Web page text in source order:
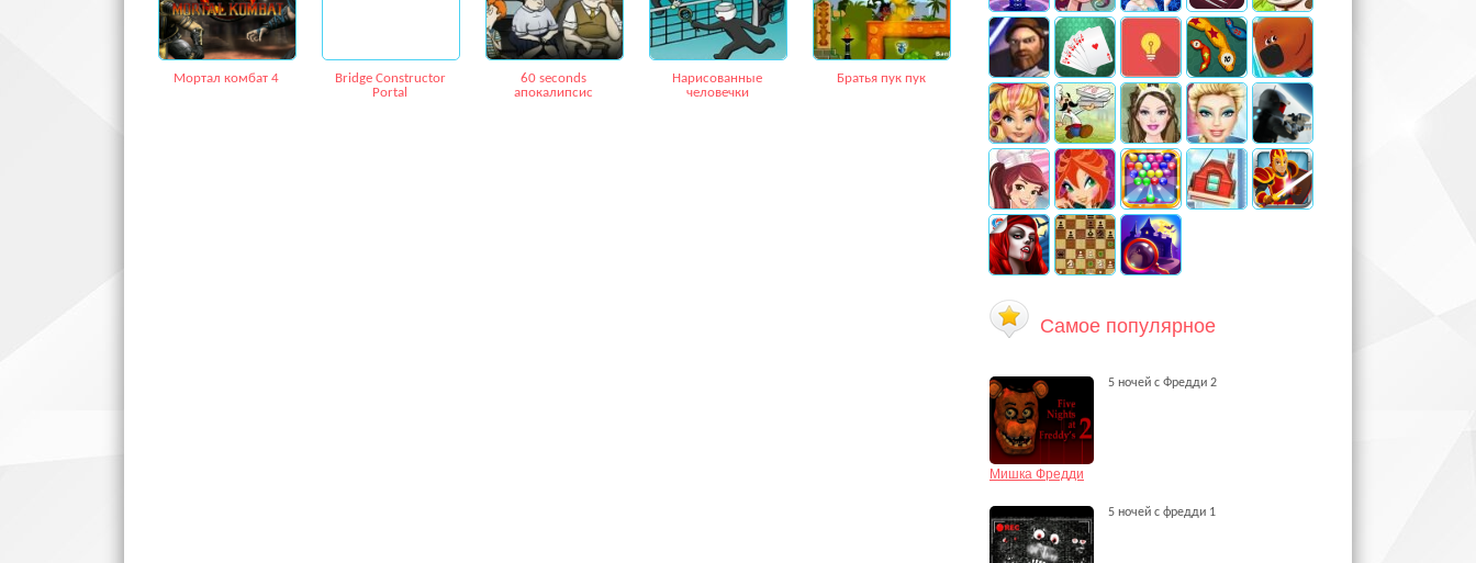
Мортал комбат 4
Bridge Constructor
Portal
60 seconds
апокалипсис
Нарисованные
человечки
Братья пук пук
Самое популярное
5 ночей с Фредди 2
Мишка Фредди
5 ночей с фредди 1